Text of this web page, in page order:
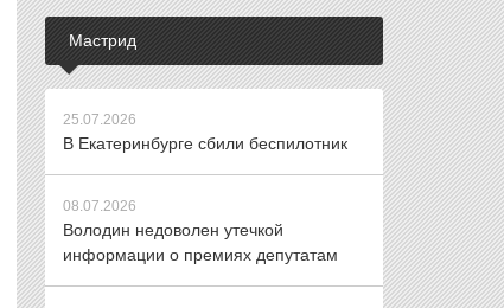
Мастрид
25.07.2026
В Екатеринбурге сбили беспилотник
08.07.2026
Володин недоволен утечкой
информации о премиях депутатам